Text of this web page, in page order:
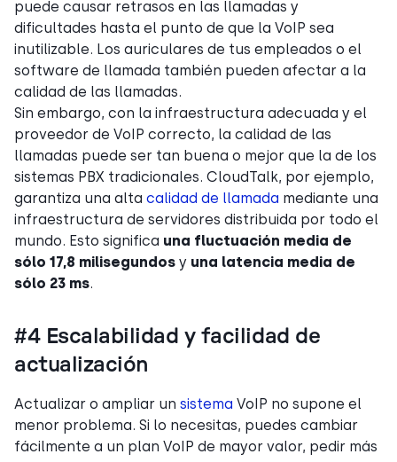
puede causar retrasos en las llamadas y
dificultades hasta el punto de que la VoIP sea
inutilizable. Los auriculares de tus empleados o el
software de llamada también pueden afectar a la
calidad de las llamadas.
Sin embargo, con la infraestructura adecuada y el
proveedor de VoIP correcto, la calidad de las
llamadas puede ser tan buena o mejor que la de los
sistemas PBX tradicionales. CloudTalk, por ejemplo,
garantiza una alta calidad de llamada mediante una
infraestructura de servidores distribuida por todo el
mundo. Esto significa una fluctuación media de
sólo 17,8 milisegundos y una latencia media de
sólo 23 ms.
#4 Escalabilidad y facilidad de
actualización
Actualizar o ampliar un sistema VoIP no supone el
menor problema. Si lo necesitas, puedes cambiar
fácilmente a un plan VoIP de mayor valor, pedir más